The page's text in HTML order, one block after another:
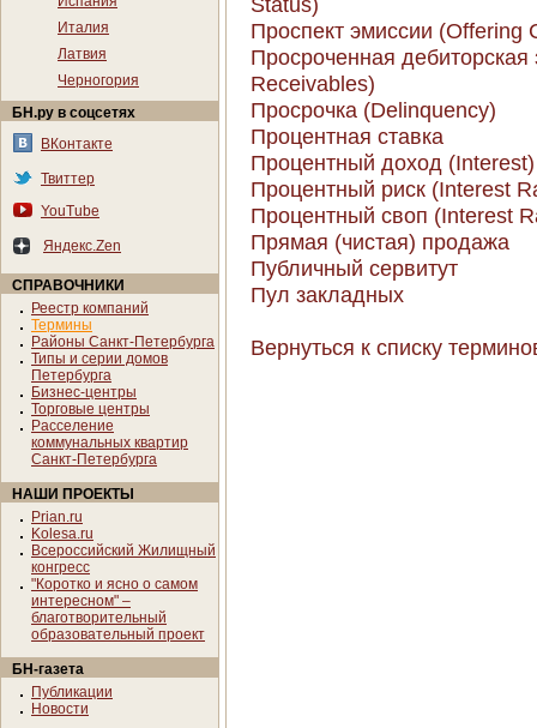
Италия
Латвия
Черногория
БН.ру в соцсетях
ВКонтакте
Твиттер
YouTube
Яндекс.Zen
СПРАВОЧНИКИ
Реестр компаний
Термины
Районы Санкт-Петербурга
Типы и серии домов
Петербурга
Бизнес-центры
Торговые центры
Расселение
коммунальных квартир
Санкт-Петербурга
НАШИ ПРОЕКТЫ
Prian.ru
Kolesa.ru
Всероссийский Жилищный
конгресс
"Коротко и ясно о самом
интересном" –
благотворительный
образовательный проект
БН-газета
Публикации
Новости
Проспект эмиссии (Offering
Просроченная
Receivables)
Просрочка (Delinquency)
Процентная ставка
Процентный доход (Interest)
Процентный риск (Interest
Процентный своп (Interest
Прямая (чистая) продажа
Публичный сервитут
Пул закладных
Вернуться к списку